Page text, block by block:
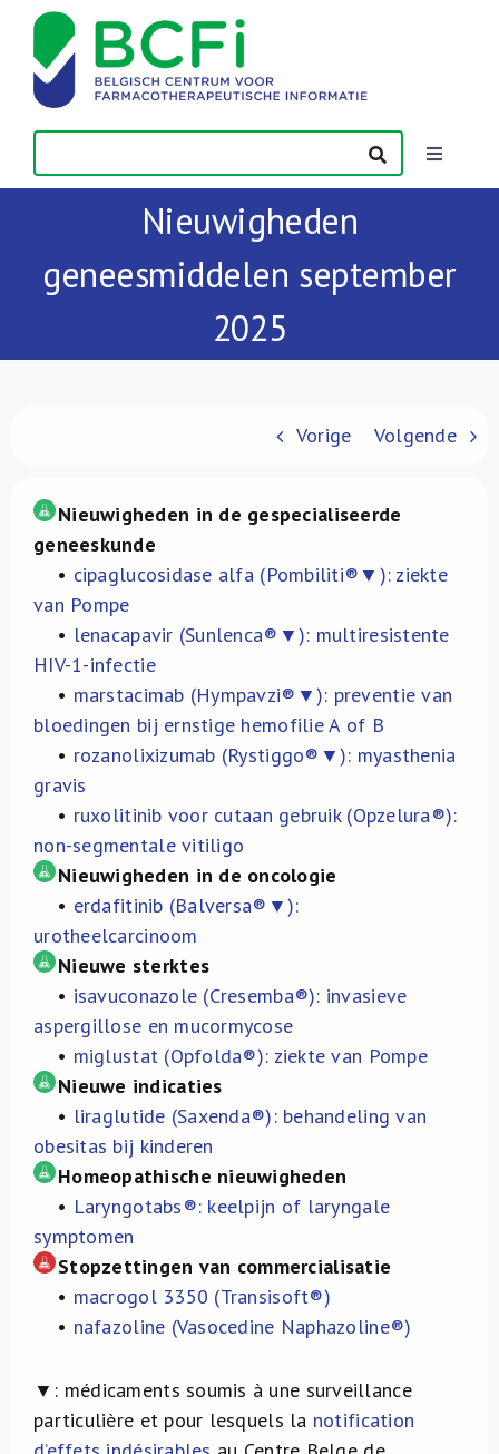
content
Toggle
Publicaties
Vorming
Over ons
Nieuwigheden
geneesmiddelen september
2025
Vorige Volgende
Nieuwigheden in de gespecialiseerde
geneeskunde
• cipaglucosidase alfa (Pombiliti®▼): ziekte
van Pompe
• lenacapavir (Sunlenca®▼): multiresistente
HIV-1-infectie
• marstacimab (Hympavzi®▼): preventie van
bloedingen bij ernstige hemofilie A of B
• rozanolixizumab (Rystiggo®▼): myasthenia
gravis
• ruxolitinib voor cutaan gebruik (Opzelura®):
non-segmentale vitiligo
Nieuwigheden in de oncologie
• erdafitinib (Balversa®▼):
urotheelcarcinoom
Nieuwe sterktes
• isavuconazole (Cresemba®): invasieve
aspergillose en mucormycose
• miglustat (Opfolda®): ziekte van Pompe
Nieuwe indicaties
• liraglutide (Saxenda®): behandeling van
obesitas bij kinderen
Homeopathische nieuwigheden
• Laryngotabs®: keelpijn of laryngale
symptomen
Stopzettingen van commercialisatie
• macrogol 3350 (Transisoft®)
• nafazoline (Vasocedine Naphazoline®)
▼: médicaments soumis à une surveillance
particulière et pour lesquels la notification